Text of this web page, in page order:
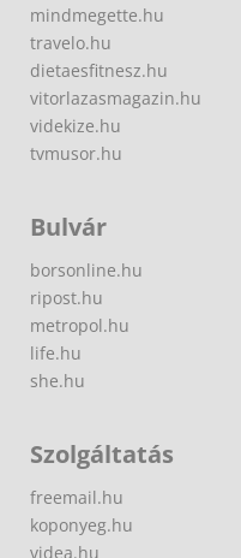
mindmegette.hu
travelo.hu
dietaesfitnesz.hu
vitorlazasmagazin.hu
videkize.hu
tvmusor.hu
Bulvár
borsonline.hu
ripost.hu
metropol.hu
life.hu
she.hu
Szolgáltatás
freemail.hu
koponyeg.hu
videa.hu